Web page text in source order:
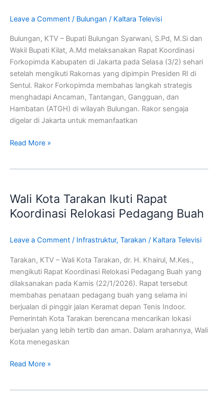
Leave a Comment / Bulungan / Kaltara Televisi
Bulungan, KTV – Bupati Bulungan Syarwani, S.Pd, M.Si dan
Wakil Bupati Kilat, A.Md melaksanakan Rapat Koordinasi
Forkopimda Kabupaten di Jakarta pada Selasa (3/2) sehari
setelah mengikuti Rakornas yang dipimpin Presiden RI di
Sentul. Rakor Forkopimda membahas langkah strategis
menghadapi Ancaman, Tantangan, Gangguan, dan
Hambatan (ATGH) di wilayah Bulungan. Rakor sengaja
digelar di Jakarta untuk memanfaatkan
Read More »
Wali Kota Tarakan Ikuti Rapat
Koordinasi Relokasi Pedagang Buah
Leave a Comment / Infrastruktur, Tarakan / Kaltara Televisi
Tarakan, KTV – Wali Kota Tarakan, dr. H. Khairul, M.Kes.,
mengikuti Rapat Koordinasi Relokasi Pedagang Buah yang
dilaksanakan pada Kamis (22/1/2026). Rapat tersebut
membahas penataan pedagang buah yang selama ini
berjualan di pinggir jalan Keramat depan Tenis Indoor.
Pemerintah Kota Tarakan berencana mencarikan lokasi
berjualan yang lebih tertib dan aman. Dalam arahannya, Wali
Kota menegaskan
Tarakan
Ikuti
Relokasi
Pedagang
Buah
Read More »